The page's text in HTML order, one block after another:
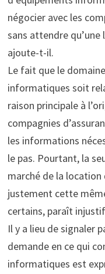
négocier avec les
sans attendre
ajoute-t-il.
Le fait que le
informatiques soit
raison principale à
compagnies
les informations
le pas. Pourtant, la
marché de la
justement cette
certains, paraît
Il y a lieu de signaler
demande en ce qui
informatiques est